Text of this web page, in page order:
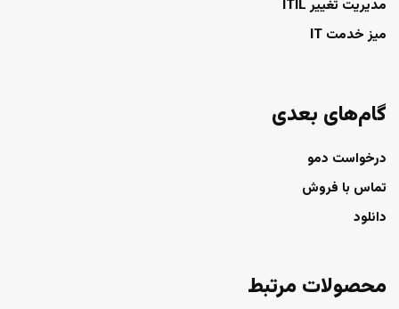
مدیریت تغییر ITIL
میز خدمت IT
گام‌های بعدی
درخواست دمو
تماس با فروش
دانلود
محصولات مرتبط